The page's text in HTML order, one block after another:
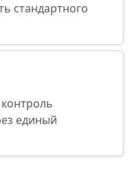
стандартного
единый